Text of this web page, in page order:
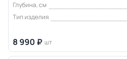
Глубина, см
Тип изделия
8 990 ₽ шт